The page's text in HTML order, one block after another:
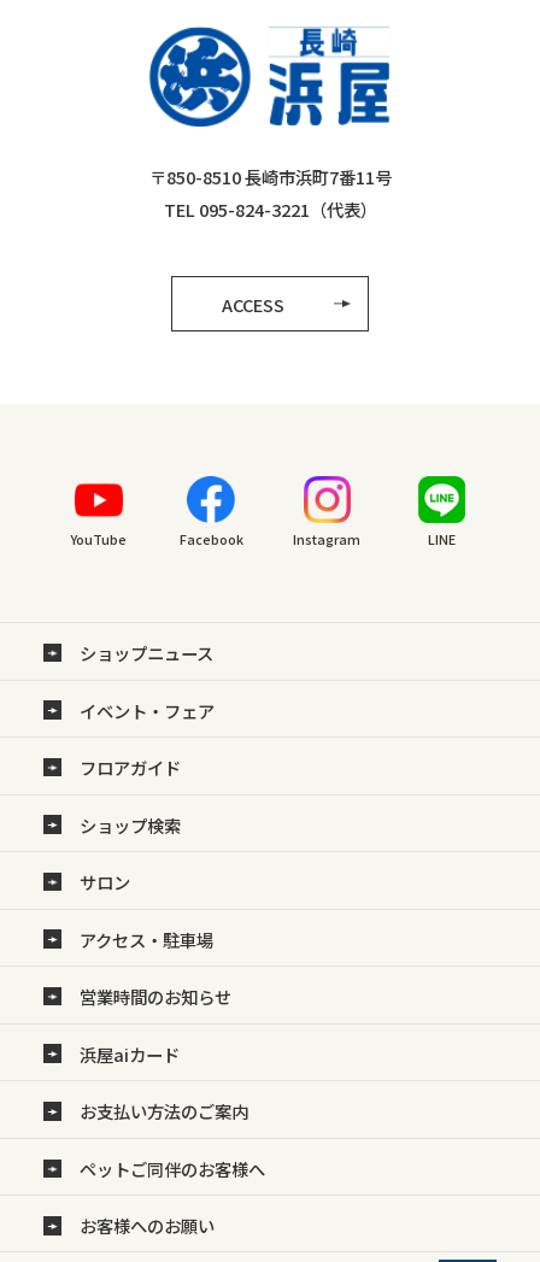
〒850-8510 長崎市浜町7番11号
TEL 095-824-3221（代表）
ACCESS
YouTube Facebook Instagram LINE
ショップニュース
イベント・フェア
フロアガイド
ショップ検索
サロン
アクセス・駐車場
営業時間のお知らせ
浜屋aiカード
お支払い方法のご案内
ペットご同伴のお客様へ
お客様へのお願い